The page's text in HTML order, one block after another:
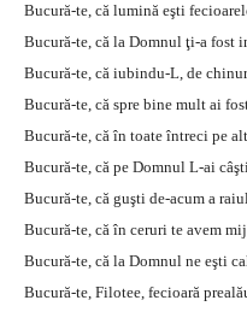
Bucură-te, că lumină eşti
Bucură-te, că la Domnul ţi-a fost
Bucură-te, că iubindu-L, de
Bucură-te, că spre bine mult ai
Bucură-te, că în toate întreci pe
Bucură-te, că pe Domnul L-ai
Bucură-te, că guşti de-acum a
Bucură-te, că în ceruri te avem
Bucură-te, că la Domnul ne eşti
Bucură-te, Filotee, fecioară